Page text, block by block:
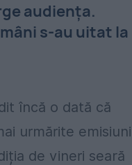
audiența.
s-au uitat la
încă o dată că
urmărite emisiuni
de vineri seară